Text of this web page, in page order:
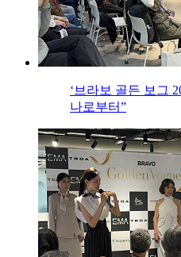
‘브라보 골든 보그
나로부터”